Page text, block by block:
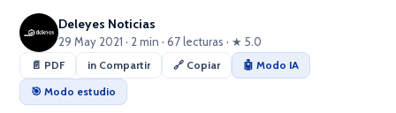
Deleyes Noticias
29 May 2021 · 2 min · 67 lecturas · ★ 5.0
📄 PDF in Compartir 🔗 Copiar
🤖 Modo IA
🎯 Modo estudio